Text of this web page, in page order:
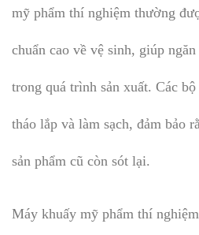
mỹ phẩm thí nghiệm thường
chuẩn cao về vệ sinh, giúp
trong quá trình sản xuất. Các
tháo lắp và làm sạch, đảm bảo
sản phẩm cũ còn sót lại.
Máy khuấy mỹ phẩm thí